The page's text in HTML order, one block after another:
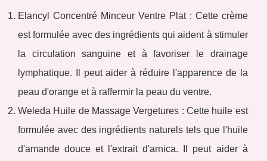
Elancyl Concentré Minceur Ventre Plat : Cette crème
est formulée avec des ingrédients qui aident à stimuler
la circulation sanguine et à favoriser le drainage
lymphatique. Il peut aider à réduire l'apparence de la
peau d'orange et à raffermir la peau du ventre.
Weleda Huile de Massage Vergetures : Cette huile est
formulée avec des ingrédients naturels tels que l'huile
d'amande douce et l'extrait d'arnica. Il peut aider à